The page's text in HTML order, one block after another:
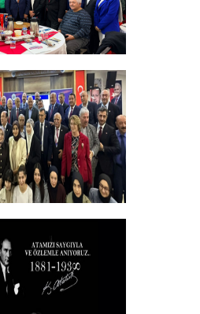
Başkan Seçildi
+
2026 Yılı Burs
+